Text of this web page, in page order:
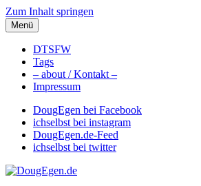
Zum Inhalt springen
DougEgen.de
Musik, Gedanken und Informationen / Ich
Menü
DTSFW
Tags
– about / Kontakt –
Impressum
DougEgen bei Facebook
ichselbst bei instagram
DougEgen.de-Feed
ichselbst bei twitter